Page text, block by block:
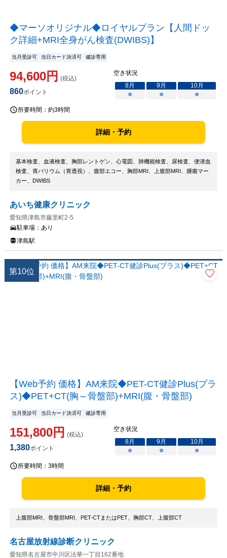
◆マーソオリジナル◆ロイヤルプラン【人間ドッ
ク詳細+MRI全身がん検査(DWIBS)】
当月受診可 当日カード決済可 健診専用
94,600円 (税込)
860ポイント
空き状況
8月 9月 10月
○
○ ○
所要時間： 約3時間
詳細・予約
基本検査、血液検査、胸部レントゲン、心電図、肺機能検査、尿検査、便潜血
検査、胃バリウム（胃透視）、腹部エコー、胸部MRI、上腹部MRI、腫瘍マー
カー、DWIBS
あいち健康クリニック
愛知県津島市藤里町2-5
駐車場： あり
津島駅
第10位
【Web予約 価格】AM来院◆PET-CT健診Plus(プラ
ス)◆PET+CT(胸～骨盤部)+MRI(腹・骨盤部)
当月受診可 当日カード決済可 健診専用
151,800円 (税込)
1,380ポイント
空き状況
8月 9月 10月
○
○ ○
所要時間： 3時間
詳細・予約
上腹部MRI、骨盤部MRI、PET-CTまたはPET、胸部CT、上腹部CT
名古屋放射線診断クリニック
愛知県名古屋市中川区法華一丁目162番地